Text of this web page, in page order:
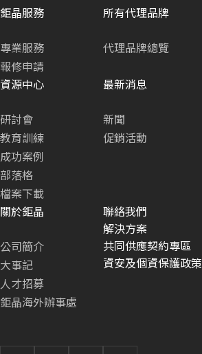
鉅晶服務
專業服務
報修申請
所有代理品牌
代理品牌總覽
資源中心
研討會
教育訓練
成功案例
部落格
檔案下載
最新消息
新聞
促銷活動
關於鉅晶
公司簡介
大事記
人才招募
鉅晶海外辦事處
聯絡我們
解決方案
共同供應契約專區
資安及個資保護政策